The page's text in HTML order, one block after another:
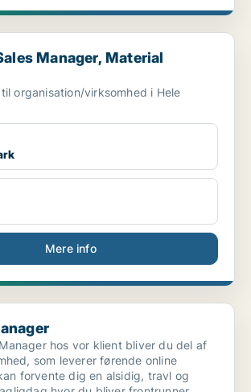
Material Science
Manager, Material
organisation/virksomhed i Hele
Mere info
hos vor klient bliver du del af
som leverer førende online
forvente dig en alsidig, travl og